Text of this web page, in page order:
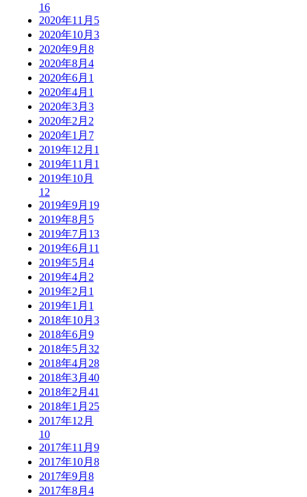
16
2020年11月 5
2020年10月 3
2020年9月 8
2020年8月 4
2020年6月 1
2020年4月 1
2020年3月 3
2020年2月 2
2020年1月 7
2019年12月 1
2019年11月 1
2019年10月
12
2019年9月 19
2019年8月 5
2019年7月 13
2019年6月 11
2019年5月 4
2019年4月 2
2019年2月 1
2019年1月 1
2018年10月 3
2018年6月 9
2018年5月 32
2018年4月 28
2018年3月 40
2018年2月 41
2018年1月 25
2017年12月
10
2017年11月 9
2017年10月 8
2017年9月 8
2017年8月 4